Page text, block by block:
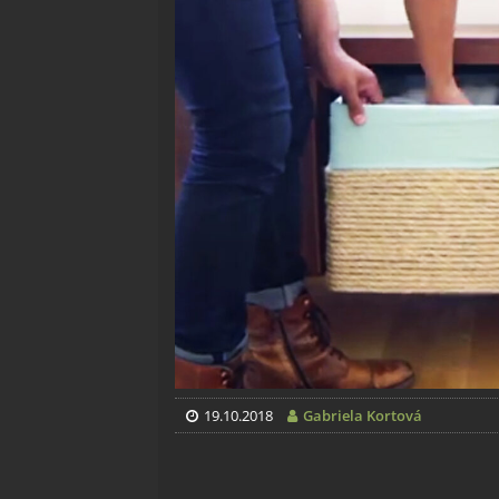
19.10.2018 Gabriela Kortová